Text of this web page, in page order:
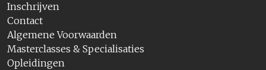
Inschrijven
Contact
Algemene Voorwaarden
Masterclasses & Specialisaties
Opleidingen